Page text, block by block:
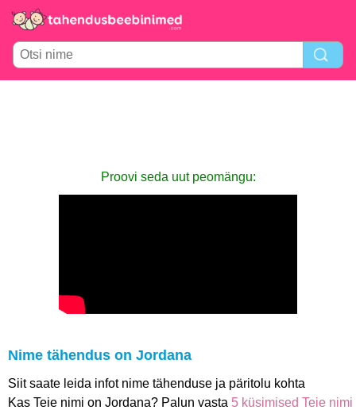
Proovi seda uut peomängu:
Nime tähendus on Jordana
Siit saate leida infot nime tähenduse ja päritolu kohta
Kas Teie nimi on Jordana? Palun vasta 5 küsimised Teie nimi